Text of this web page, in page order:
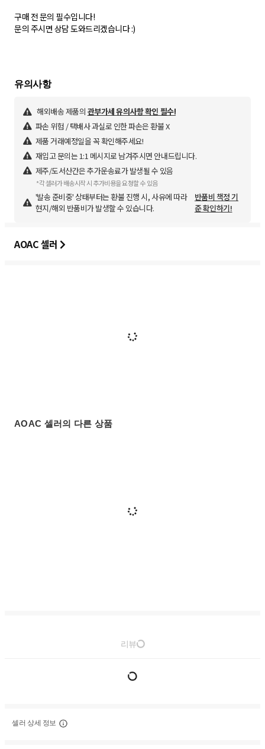
구매 전 문의 필수입니다!
문의 주시면 상담 도와드리겠습니다 :)
유의사항
해외배송 제품의 관부가세 유의사항 확인 필수!
파손 위험 / 택배사 과실로 인한 파손은 환불 X
제품 거래예정일을 꼭 확인해주세요!
재입고 문의는 1:1 메시지로 남겨주시면 안내드립니다.
제주/도서산간은 추가운송료가 발생될 수 있음
*각 셀러가 배송시작 시 추가비용을 요청할 수 있음
'발송 준비중' 상태부터는 환불 진행 시, 사유에 따라
현지/해외 반품비가 발생할 수 있습니다.
반품비 책정 기
준 확인하기!
AOAC 셀러
AOAC 셀러의 다른 상품
리뷰
셀러 상세 정보